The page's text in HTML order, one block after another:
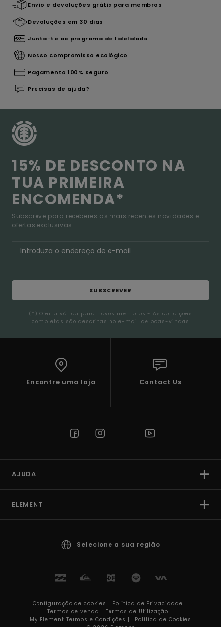
Envio e devoluções grátis para membros
Devoluções em 30 dias
Junta-te ao programa de fidelidade
Nosso compromisso ecológico
Pagamento 100% seguro
Precisas de ajuda?
15% DE DESCONTO NA
TUA PRIMEIRA
ENCOMENDA*
Subscreve para receberes as mais recentes novidades e
ofertas exclusivas.
SUBSCREVER
(*) Oferta válida para novos membros - As condições
completas são descritas no e-mail de boas-vindas
Encontre uma loja Contact Us
AJUDA
ELEMENT
Selecione a sua região
Configuração de cookies | Política de Privacidade |
Termos de venda | Termos de Utilizaçâo |
My Element Termos e Condições |
Política de Cookies